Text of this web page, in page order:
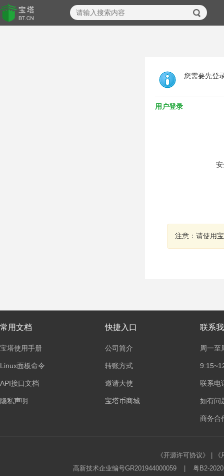
您需要先登
用户登录
注意：请使用
常用文档
宝塔使用手册
Linux面板命令
API接口文档
隐私声明
快捷入口
公司简介
转账方式
邀请大使
宝塔币商城
联系
周一至
联系电
如有问
商务合
《开源许可协议》
高新技术企业编号GR201944000059
粤B2-